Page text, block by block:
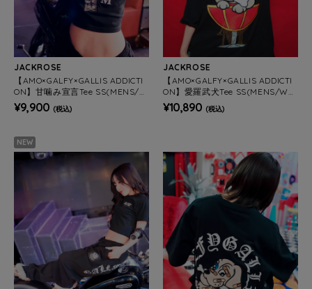
JACKROSE
【AMO×GALFY×GALLIS ADDICTI
ON】甘噛み宣言Tee SS(MENS/W
OMENS)
¥9,900 (税込)
JACKROSE
【AMO×GALFY×GALLIS ADDICTI
ON】愛羅武犬Tee SS(MENS/WO
MENS)
¥10,890 (税込)
NEW